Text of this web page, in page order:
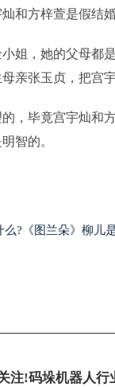
和方梓萱是假结
姐，她的父母都
亲张玉贞，把宫
，毕竟宫宇灿和
智的。
?《图兰朵》柳儿
注!码垛机器人行